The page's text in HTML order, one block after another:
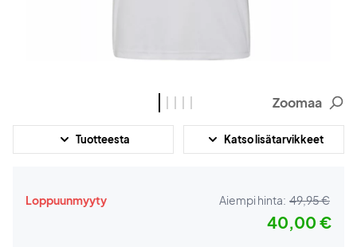
Zoomaa
Tuotteesta Katso lisätarvikkeet
Loppuunmyyty Aiempi hinta: 49,95 €
40,00 €